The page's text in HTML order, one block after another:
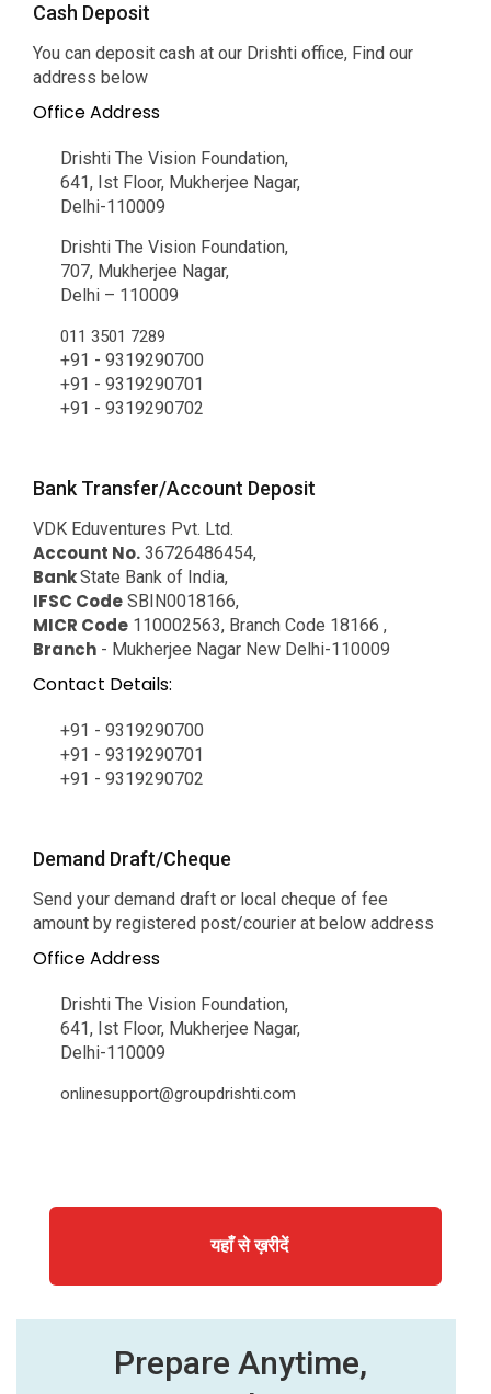
Cash Deposit
You can deposit cash at our Drishti office, Find our
address below
Office Address
Drishti The Vision Foundation,
641, Ist Floor, Mukherjee Nagar,
Delhi-110009
Drishti The Vision Foundation,
707, Mukherjee Nagar,
Delhi – 110009
011 3501 7289
+91 - 9319290700
+91 - 9319290701
+91 - 9319290702
Bank Transfer/Account Deposit
VDK Eduventures Pvt. Ltd.
Account No. 36726486454,
BankState Bank of India,
IFSC Code SBIN0018166,
MICR Code 110002563, Branch Code 18166 ,
Branch - Mukherjee Nagar New Delhi-110009
Contact Details:
+91 - 9319290700
+91 - 9319290701
+91 - 9319290702
Demand Draft/Cheque
Send your demand draft or local cheque of fee
amount by registered post/courier at below address
Office Address
Drishti The Vision Foundation,
641, Ist Floor, Mukherjee Nagar,
Delhi-110009
onlinesupport@groupdrishti.com
यहाँ से ख़रीदें
Prepare Anytime,